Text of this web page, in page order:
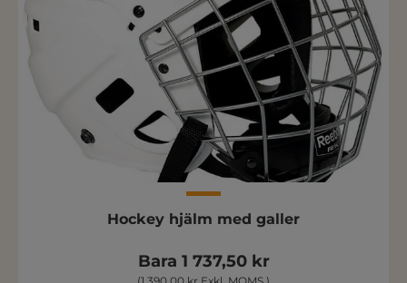
Hockey hjälm med galler
Bara 1 737,50 kr
(1 390,00 kr Exkl. MOMS )